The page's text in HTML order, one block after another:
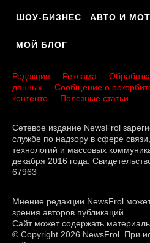
ШОУ-БИЗНЕС АВТО И
МОЙ БЛОГ
Редакция Реклама
данных
Сообщение о
контенте
Полезные статьи
Сетевое издание NewsFrol
службе по надзору в сфере
технологий и массовых
декабря 2016 года.
67963
Мнение редакции NewsFrol
зрения авторов публикаций
Сайт может содержать
© Copyright 2026 NewsFrol. При